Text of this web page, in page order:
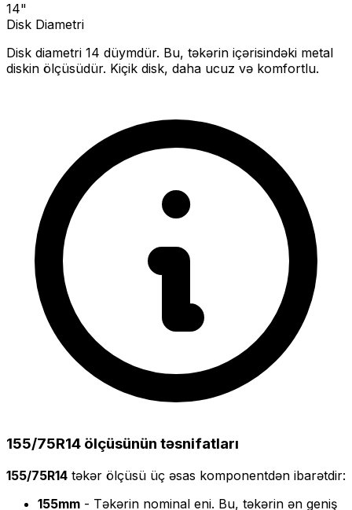
14"
Disk Diametri
Disk diametri 14 düymdür. Bu, təkərin içərisindəki metal
diskin ölçüsüdür. Kiçik disk, daha ucuz və komfortlu.
155/75R14 ölçüsünün təsnifatları
155/75R14 təkər ölçüsü üç əsas komponentdən ibarətdir:
155mm - Təkərin nominal eni. Bu, təkərin ən geniş